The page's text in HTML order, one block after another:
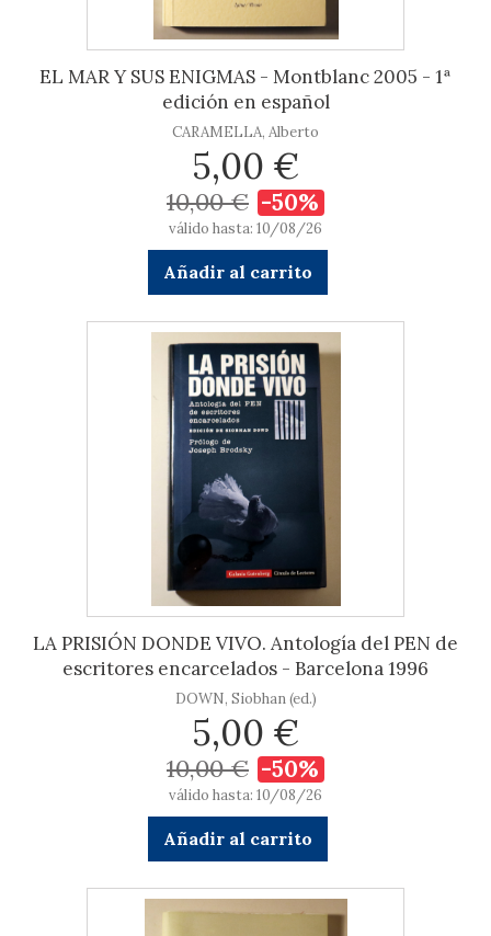
EL MAR Y SUS ENIGMAS - Montblanc 2005 - 1ª
edición en español
CARAMELLA, Alberto
5,00 €
10,00 € -50%
válido hasta: 10/08/26
Añadir al carrito
LA PRISIÓN DONDE VIVO. Antología del PEN de
escritores encarcelados - Barcelona 1996
DOWN, Siobhan (ed.)
5,00 €
10,00 € -50%
válido hasta: 10/08/26
Añadir al carrito